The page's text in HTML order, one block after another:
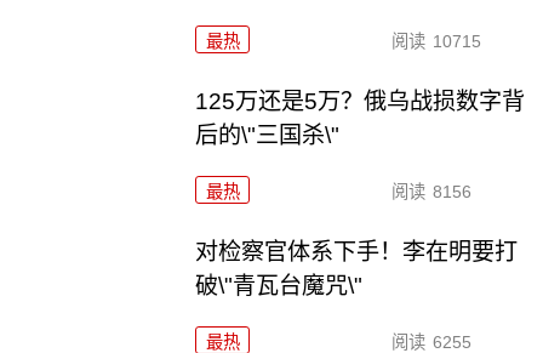
最热 阅读 10715
125万还是5万？俄乌战损数字背
后的\"三国杀\"
最热 阅读 8156
对检察官体系下手！李在明要打
破\"青瓦台魔咒\"
最热 阅读 6255